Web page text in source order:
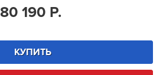
80 190 Р.
КУПИТЬ